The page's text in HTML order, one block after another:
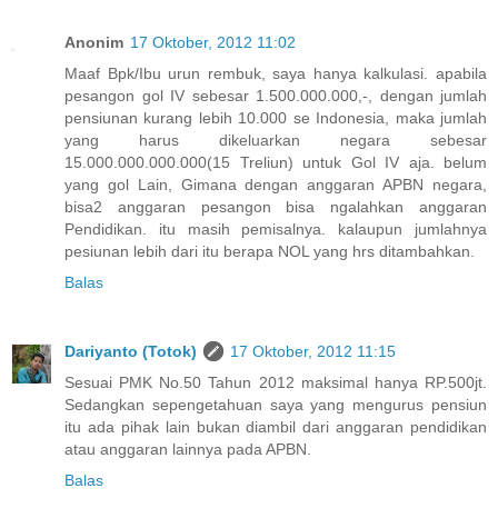
Anonim 17 Oktober, 2012 11:02
Maaf Bpk/Ibu urun rembuk, saya hanya kalkulasi. apabila
pesangon gol IV sebesar 1.500.000.000,-, dengan jumlah
pensiunan kurang lebih 10.000 se Indonesia, maka jumlah
yang harus dikeluarkan negara sebesar
15.000.000.000.000(15 Treliun) untuk Gol IV aja. belum
yang gol Lain, Gimana dengan anggaran APBN negara,
bisa2 anggaran pesangon bisa ngalahkan anggaran
Pendidikan. itu masih pemisalnya. kalaupun jumlahnya
pesiunan lebih dari itu berapa NOL yang hrs ditambahkan.
Balas
Dariyanto (Totok)
17 Oktober, 2012 11:15
Sesuai PMK No.50 Tahun 2012 maksimal hanya RP.500jt.
Sedangkan sepengetahuan saya yang mengurus pensiun
itu ada pihak lain bukan diambil dari anggaran pendidikan
atau anggaran lainnya pada APBN.
Balas